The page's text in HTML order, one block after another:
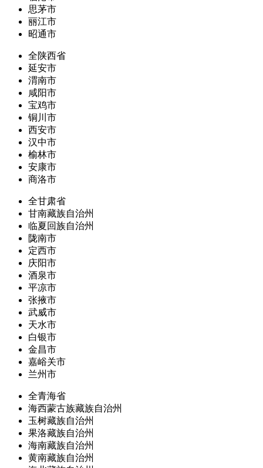
思茅市
丽江市
昭通市
全陕西省
延安市
渭南市
咸阳市
宝鸡市
铜川市
西安市
汉中市
榆林市
安康市
商洛市
全甘肃省
甘南藏族自治州
临夏回族自治州
陇南市
定西市
庆阳市
酒泉市
平凉市
张掖市
武威市
天水市
白银市
金昌市
嘉峪关市
兰州市
全青海省
海西蒙古族藏族自治州
玉树藏族自治州
果洛藏族自治州
海南藏族自治州
黄南藏族自治州